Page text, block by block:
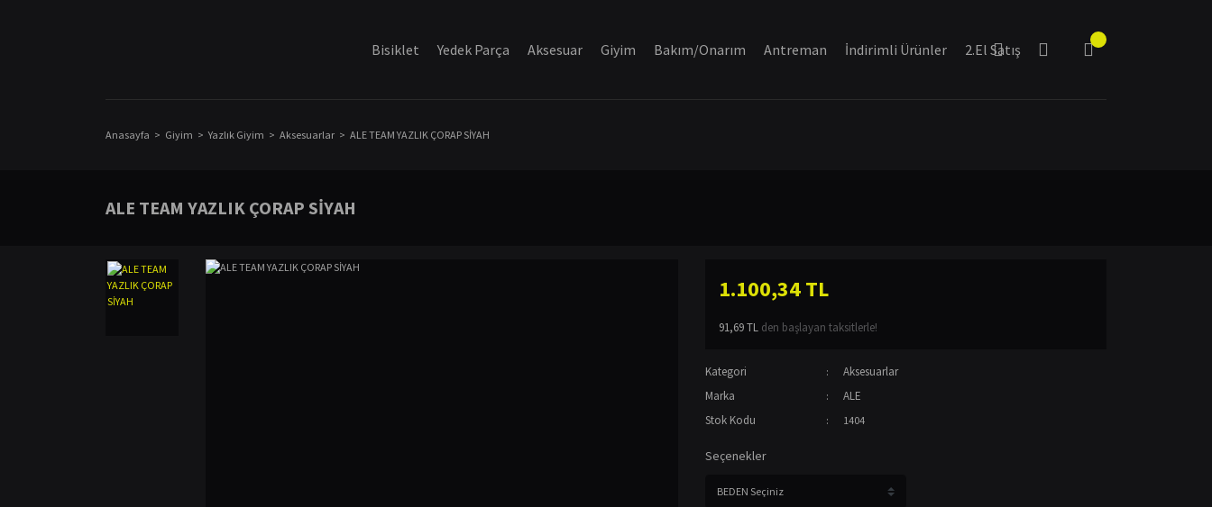
Bisiklet Yedek Parça Aksesuar Giyim Bakım/Onarım Antreman İndirimli Ürünler 2.El Satış
Anasayfa Giyim Yazlık Giyim Aksesuarlar ALE TEAM YAZLIK ÇORAP SİYAH
ALE TEAM YAZLIK ÇORAP SİYAH
1.100,34 TL
91,69 TL den başlayan taksitlerle!
Kategori
Aksesuarlar
Marka
ALE
Stok Kodu
1404
Seçenekler